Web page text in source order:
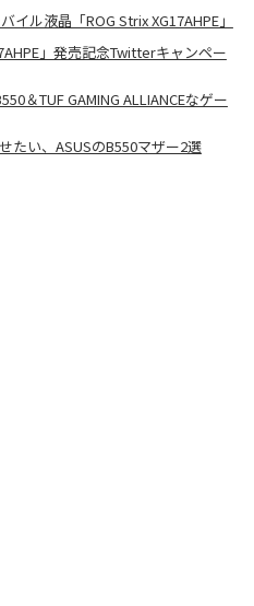
ル液晶「ROG Strix XG17AHPE」
」発売記念Twitterキャンペー
＆TUF GAMING ALLIANCEなゲー
たい、ASUSのB550マザー2選